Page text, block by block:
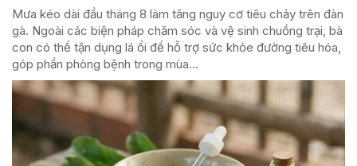
Mưa kéo dài đầu tháng 8 làm tăng nguy cơ tiêu chảy trên đàn
gà. Ngoài các biện pháp chăm sóc và vệ sinh chuồng trại, bà
con có thể tận dụng lá ổi để hỗ trợ sức khỏe đường tiêu hóa,
góp phần phòng bệnh trong mùa...